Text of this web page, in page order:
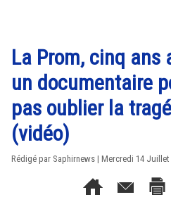
La Prom, cinq ans
un documentaire
pas oublier la
(vidéo)
Rédigé par Saphirnews | Mercredi 14 Juillet